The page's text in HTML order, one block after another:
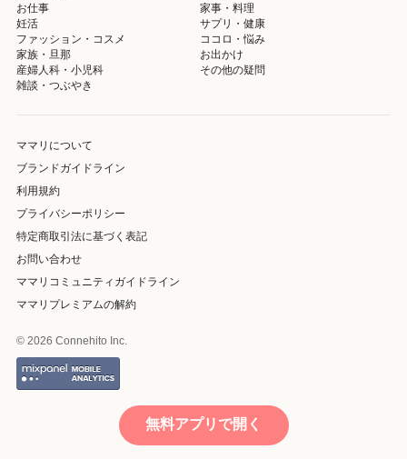
お仕事
家事・料理
妊活
サプリ・健康
ファッション・コスメ
ココロ・悩み
家族・旦那
お出かけ
産婦人科・小児科
その他の疑問
雑談・つぶやき
ママリについて
ブランドガイドライン
利用規約
プライバシーポリシー
特定商取引法に基づく表記
お問い合わせ
ママリコミュニティガイドライン
ママリプレミアムの解約
© 2026 Connehito Inc.
無料アプリで開く